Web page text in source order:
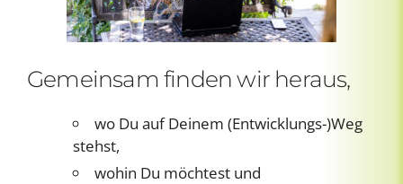
Gemeinsam finden wir heraus,
wo Du auf Deinem (Entwicklungs-)Weg
stehst,
wohin Du möchtest und